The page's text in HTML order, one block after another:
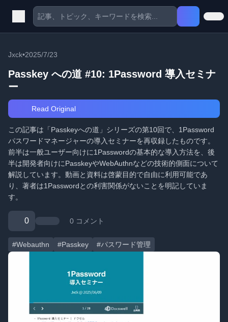
Jxck•2025/7/23
Passkey への道 #10: 1Password 導入セミナ
ー
Read Original
この記事は「Passkeyへの道」シリーズの第10回で、1Password
パスワードマネージャーの導入セミナーを再収録したものです。
前半は一般ユーザー向けに1Passwordの基本的な導入方法を、後
半は開発者向けにPasskeyやWebAuthnなどの技術的側面について
解説しています。動画と資料は啓蒙目的で自由に利用可能であ
り、著者は1Passwordとの利害関係がないことを明記していま
す。
0 0 コメント
#Webauthn #Passkey #パスワード管理